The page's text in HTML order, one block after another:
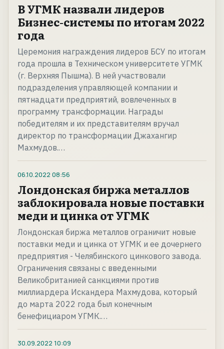
В УГМК назвали лидеров
Бизнес-системы по итогам 2022
года
Церемония награждения лидеров БСУ по итогам
года прошла в Техническом университете УГМК
(г. Верхняя Пышма). В ней участвовали
подразделения управляющей компании и
пятнадцати предприятий, вовлеченных в
программу трансформации. Награды
победителям и их представителям вручал
директор по трансформации Джахангир
Махмудов.…
06.10.2022 08:56
Лондонская биржа металлов
заблокировала новые поставки
меди и цинка от УГМК
Лондонская биржа металлов ограничит новые
поставки меди и цинка от УГМК и ее дочернего
предприятия - Челябинского цинкового завода.
Ограничения связаны с введенными
Великобританией санкциями против
миллиардера Искандера Махмудова, который
до марта 2022 года был конечным
бенефициаром УГМК.…
30.09.2022 10:09